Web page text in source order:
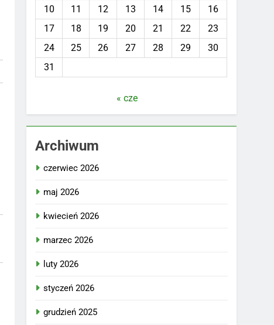
10
11 12 13 14 15
16
17
18 19 20 21 22
23
24
25 26 27 28 29
30
31
« cze
Archiwum
czerwiec 2026
maj 2026
kwiecień 2026
marzec 2026
luty 2026
styczeń 2026
grudzień 2025